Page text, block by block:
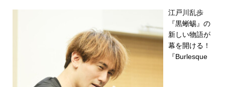
江戸川乱歩
『黒蜥蜴』の
新しい物語が
幕を開ける！
『Burlesque